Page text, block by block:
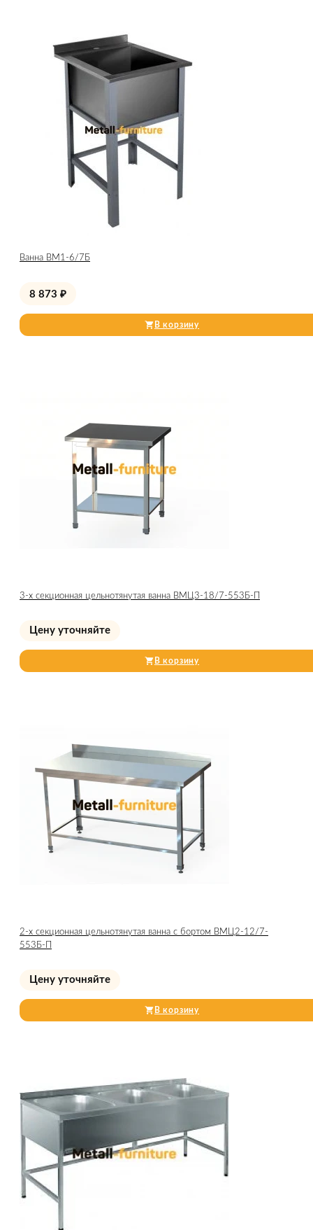
Ванна ВМ1-6/7Б
8 873 ₽
В корзину
3-х секционная цельнотянутая ванна ВМЦ3-18/7-553Б-П
Цену уточняйте
В корзину
2-х секционная цельнотянутая ванна с бортом ВМЦ2-12/7-
553Б-П
Цену уточняйте
В корзину